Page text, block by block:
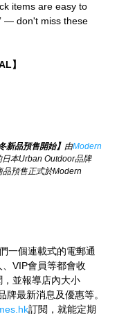
items are easy to
— don't miss these
】
新品預售開始】 由Modern
日本Urban Outdoor品牌
品預售正式於Modern
一個連載式的電郵通
VIP會員等都會收
並報導店內大小
最新消息及優惠等。
訂閱，就能定期